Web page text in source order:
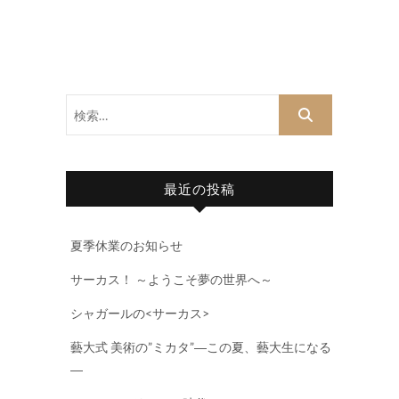
最近の投稿
夏季休業のお知らせ
サーカス！ ～ようこそ夢の世界へ～
シャガールの<サーカス>
藝大式 美術の”ミカタ”―この夏、藝大生になる
―